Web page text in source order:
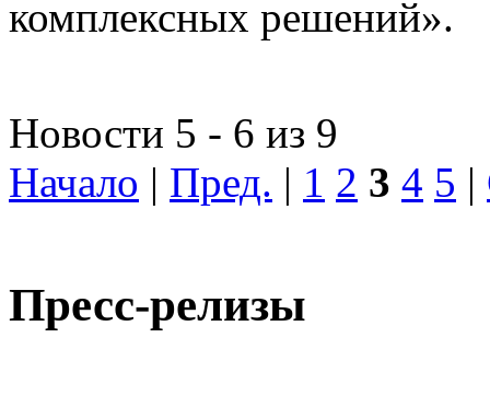
комплексных решений».
Новости 5 - 6 из 9
Начало | Пред. | 1 2 3 4 5 |
Пресс-релизы